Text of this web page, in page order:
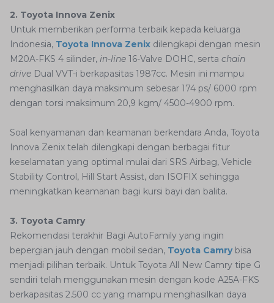
2. Toyota Innova Zenix
Untuk memberikan performa terbaik kepada keluarga
Indonesia, Toyota Innova Zenix dilengkapi dengan mesin
M20A-FKS 4 silinder, in-line 16-Valve DOHC, serta chain
drive Dual VVT-i berkapasitas 1987cc. Mesin ini mampu
menghasilkan daya maksimum sebesar 174 ps/ 6000 rpm
dengan torsi maksimum 20,9 kgm/ 4500-4900 rpm.
Soal kenyamanan dan keamanan berkendara Anda, Toyota
Innova Zenix telah dilengkapi dengan berbagai fitur
keselamatan yang optimal mulai dari SRS Airbag, Vehicle
Stability Control, Hill Start Assist, dan ISOFIX sehingga
meningkatkan keamanan bagi kursi bayi dan balita.
3. Toyota Camry
Rekomendasi terakhir Bagi AutoFamily yang ingin
bepergian jauh dengan mobil sedan, Toyota Camry bisa
menjadi pilihan terbaik. Untuk Toyota All New Camry tipe G
sendiri telah menggunakan mesin dengan kode A25A-FKS
berkapasitas 2.500 cc yang mampu menghasilkan daya